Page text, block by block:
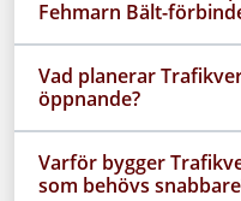
Fehmarn Bält-
Vad planerar
öppnande?
Varför bygger
som behövs